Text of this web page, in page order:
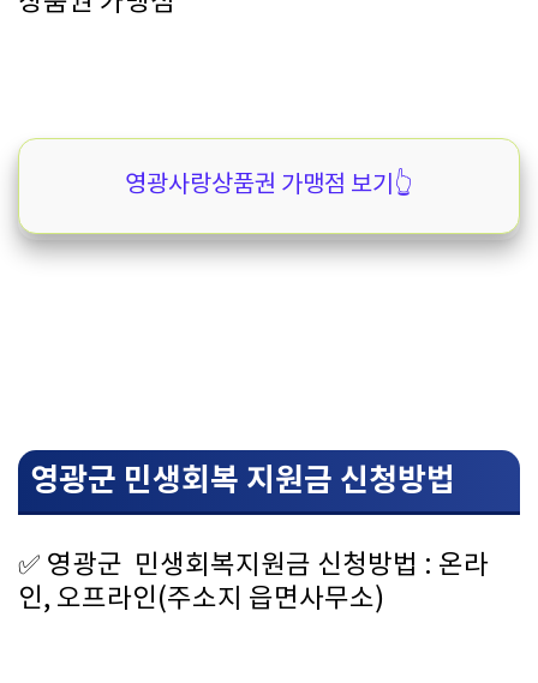
영광사랑상품권 가맹점 보기👆️
영광군 민생회복 지원금 신청방법
✅ 영광군 민생회복지원금 신청방법 : 온라
인, 오프라인(주소지 읍면사무소)